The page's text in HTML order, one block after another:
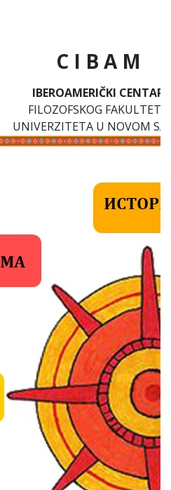
C I B A M
IBEROAMERIČKI CENTAR
FILOZOFSKOG FAKULTETA
UNIVERZITETA U NOVOM